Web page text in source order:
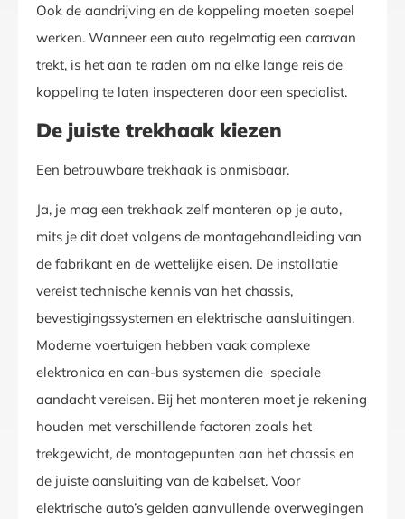
Ook de aandrijving en de koppeling moeten soepel
werken. Wanneer een auto regelmatig een caravan
trekt, is het aan te raden om na elke lange reis de
koppeling te laten inspecteren door een specialist.
De juiste trekhaak kiezen
Een betrouwbare trekhaak is onmisbaar.
Ja, je mag een trekhaak zelf monteren op je auto,
mits je dit doet volgens de montagehandleiding van
de fabrikant en de wettelijke eisen. De installatie
vereist technische kennis van het chassis,
bevestigingssystemen en elektrische aansluitingen.
Moderne voertuigen hebben vaak complexe
elektronica en can-bus systemen die speciale
aandacht vereisen. Bij het monteren moet je rekening
houden met verschillende factoren zoals het
trekgewicht, de montagepunten aan het chassis en
de juiste aansluiting van de kabelset. Voor
elektrische auto’s gelden aanvullende overwegingen